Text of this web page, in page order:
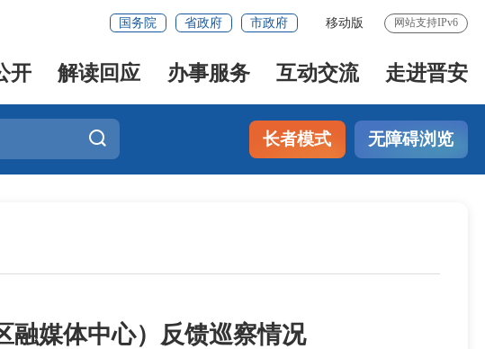
国务院 省政府 市政府 移动版 网站支持IPv6
开 解读回应 办事服务 互动交流 走进晋安
长者模式 无障碍浏览
融媒体中心）反馈巡察情况